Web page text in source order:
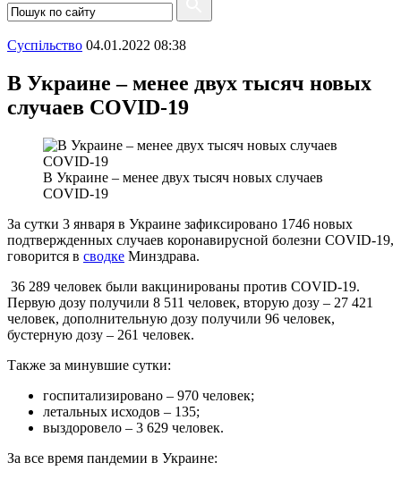
Суспiльство 04.01.2022 08:38
В Украине – менее двух тысяч новых
случаев COVID-19
В Украине – менее двух тысяч новых случаев
COVID-19
За сутки 3 января в Украине зафиксировано 1746 новых
подтвержденных случаев коронавирусной болезни COVID-19,
говорится в сводке Минздрава.
36 289 человек были вакцинированы против COVID-19.
Первую дозу получили 8 511 человек, вторую дозу – 27 421
человек, дополнительную дозу получили 96 человек,
бустерную дозу – 261 человек.
Также за минувшие сутки:
госпитализировано – 970 человек;
летальных исходов – 135;
выздоровело – 3 629 человек.
За все время пандемии в Украине: